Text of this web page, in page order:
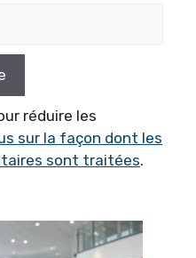
réduire les
sur la façon dont les
sont traitées.